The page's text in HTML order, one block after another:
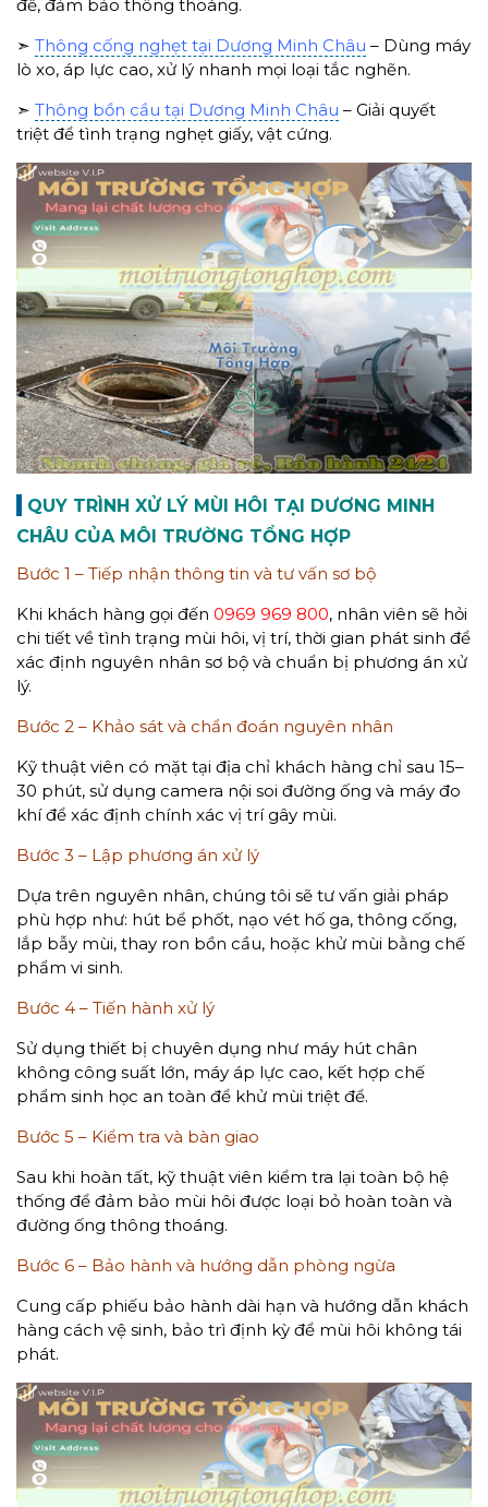
để, đảm bảo thông thoáng.
➣ Thông cống nghẹt tại Dương Minh Châu – Dùng máy
lò xo, áp lực cao, xử lý nhanh mọi loại tắc nghẽn.
➣ Thông bồn cầu tại Dương Minh Châu – Giải quyết
triệt để tình trạng nghẹt giấy, vật cứng.
QUY TRÌNH XỬ LÝ MÙI HÔI TẠI DƯƠNG MINH
CHÂU CỦA MÔI TRƯỜNG TỔNG HỢP
Bước 1 – Tiếp nhận thông tin và tư vấn sơ bộ
Khi khách hàng gọi đến 0969 969 800, nhân viên sẽ hỏi
chi tiết về tình trạng mùi hôi, vị trí, thời gian phát sinh để
xác định nguyên nhân sơ bộ và chuẩn bị phương án xử
lý.
Bước 2 – Khảo sát và chẩn đoán nguyên nhân
Kỹ thuật viên có mặt tại địa chỉ khách hàng chỉ sau 15–
30 phút, sử dụng camera nội soi đường ống và máy đo
khí để xác định chính xác vị trí gây mùi.
Bước 3 – Lập phương án xử lý
Dựa trên nguyên nhân, chúng tôi sẽ tư vấn giải pháp
phù hợp như: hút bể phốt, nạo vét hố ga, thông cống,
lắp bẫy mùi, thay ron bồn cầu, hoặc khử mùi bằng chế
phẩm vi sinh.
Bước 4 – Tiến hành xử lý
Sử dụng thiết bị chuyên dụng như máy hút chân
không công suất lớn, máy áp lực cao, kết hợp chế
phẩm sinh học an toàn để khử mùi triệt để.
Bước 5 – Kiểm tra và bàn giao
Sau khi hoàn tất, kỹ thuật viên kiểm tra lại toàn bộ hệ
thống để đảm bảo mùi hôi được loại bỏ hoàn toàn và
đường ống thông thoáng.
Bước 6 – Bảo hành và hướng dẫn phòng ngừa
Cung cấp phiếu bảo hành dài hạn và hướng dẫn khách
hàng cách vệ sinh, bảo trì định kỳ để mùi hôi không tái
phát.